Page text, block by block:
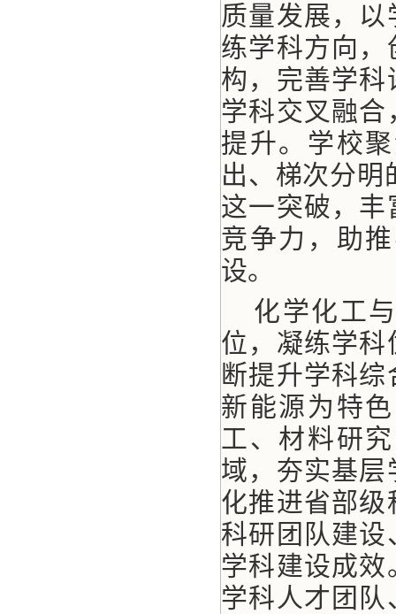
质量发展，
练学科方向
构，完善学
学科交叉融
提升。学校
出、梯次分明
这一突破，
竞争力，助
设。
化学化工
位，凝练学
断提升学科
新能源为特
工、材料研
域，夯实基
化推进省部
科研团队建
学科建设成
学科人才团